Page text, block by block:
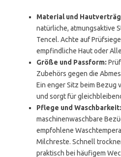
Material und
natürliche, atmungsaktive
Tencel. Achte auf
empfindliche Haut oder
Größe und Passform:
Zubehörs gegen die
Ein enger Sitz beim Bezug
und sorgt für
Pflege und Waschbarkeit:
maschinenwaschbare
empfohlene
Milchreste. Schnell
praktisch bei häufigem